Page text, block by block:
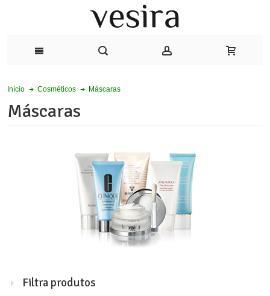
Início Cosméticos Máscaras
Máscaras
Filtra produtos